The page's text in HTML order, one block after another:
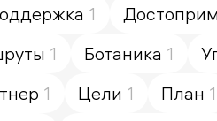
1
1 Ботаника 1
1 Цели 1 План 1